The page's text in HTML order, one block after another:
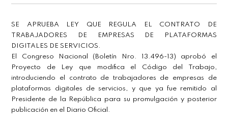
SE APRUEBA LEY QUE REGULA EL CONTRATO DE
TRABAJADORES DE EMPRESAS DE PLATAFORMAS
DIGITALES DE SERVICIOS.
El Congreso Nacional (Boletín Nro. 13.496-13) aprobó el
Proyecto de Ley que modifica el Código del Trabajo,
introduciendo el contrato de trabajadores de empresas de
plataformas digitales de servicios, y que ya fue remitido al
Presidente de la República para su promulgación y posterior
publicación en el Diario Oficial.